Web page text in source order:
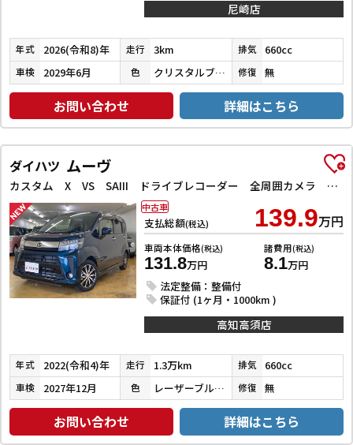
尼崎店
年式 2026(令和8)年 走行 3km 排気 660cc
車検 2029年6月 色 クリスタルブラックパール 修復 無
お問い合わせ 詳細はこちら
ダイハツ ムーヴ
カスタム X VS SAIII ドライブレコーダー 全周囲カメラ ナビ TV クリアランスソナー 衝突被害軽減システム オートマチックハイビーム オートライト LEDヘッドランプ スマートキー アイドリングストップ 電動格納ミラー
支払総額(税込) 139.9万円
車両本体価格(税込)
131.8万円
諸費用(税込)
8.1万円
法定整備：整備付
保証付 (1ヶ月・1000km )
中古車
高知高須店
年式 2022(令和4)年 走行 1.3万km 排気 660cc
車検 2027年12月 色 レーザーブルークリスタルシャイン 修復 無
お問い合わせ 詳細はこちら